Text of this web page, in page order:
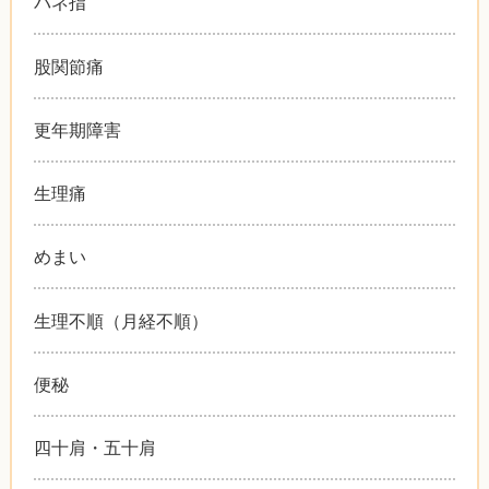
股関節痛
更年期障害
生理痛
めまい
生理不順（月経不順）
便秘
四十肩・五十肩